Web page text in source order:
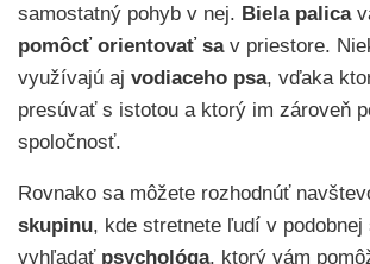
samostatný pohyb v nej. Biela palica
pomôcť orientovať sa v priestore.
využívajú aj vodiaceho psa, vďaka
presúvať s istotou a ktorý im zároveň
spoločnosť.
Rovnako sa môžete rozhodnúť
skupinu, kde stretnete ľudí v podobnej
vyhľadať psychológa, ktorý vám